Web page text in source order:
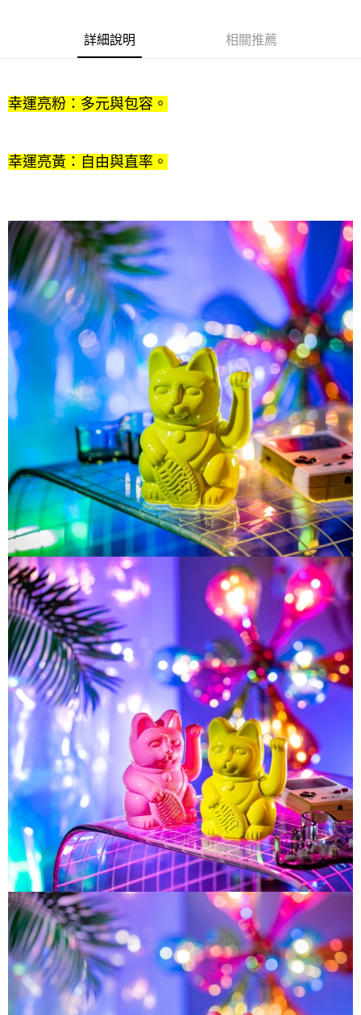
3.完整用戶服務條款，請詳閱以下連結：
https://oppay.tw/userRule
權轉讓予恩沛科技股份有限公司。
「AFTEE先享後付」，若未經同意申辦者引起之損失，本公司不負相關責
５．嚴禁一人註冊多個帳號或使用他人資訊註冊。若發現惡意使用之情形，
恩沛科技股份有限公司將有權停止該用戶之使用額度並採取法律行動。
詳細說明 相關推薦
幸運亮粉：多元與包容。
幸運亮黃：自由與直率。